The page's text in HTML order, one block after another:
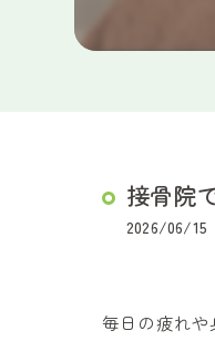
接骨院
2026/06/15
毎日の疲れ